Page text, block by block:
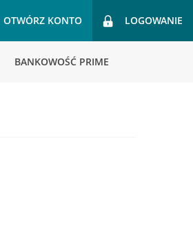
OTWÓRZ KONTO LOGOWANIE
BANKOWOŚĆ PRIME